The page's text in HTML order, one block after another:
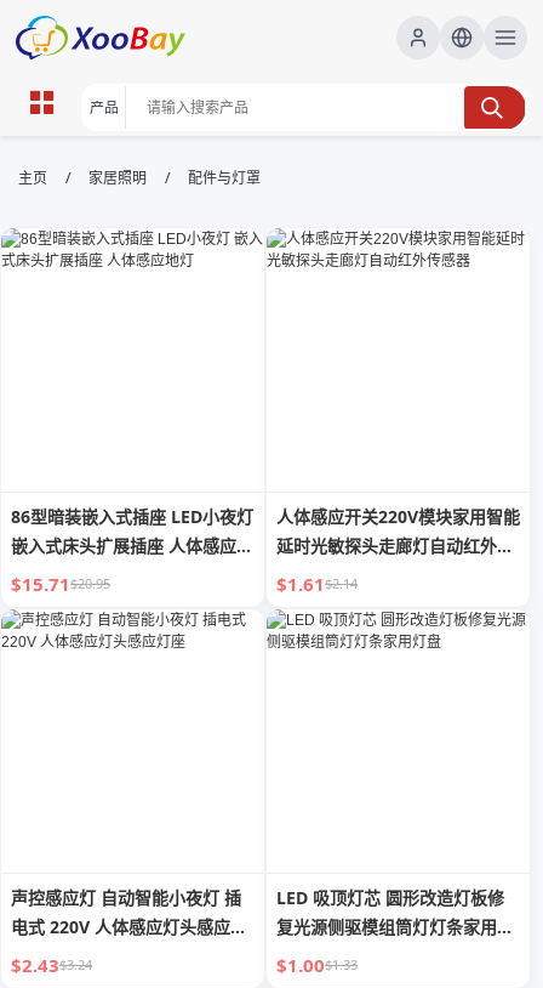
配件与灯罩 | XOOBAY B2B/B2C
灯罩,配件,照明, wholesale 配件与灯罩, XOOBAY
主页 / 家居照明 / 配件与灯罩
86型暗装嵌入式插座 LED小夜灯
嵌入式床头扩展插座 人体感应地
灯
$15.71$20.95
人体感应开关220V模块家用智能
延时光敏探头走廊灯自动红外传
感器
$1.61$2.14
声控感应灯 自动智能小夜灯 插
电式 220V 人体感应灯头感应灯
座
$2.43$3.24
LED 吸顶灯芯 圆形改造灯板修
复光源侧驱模组筒灯灯条家用灯
盘
$1.00$1.33